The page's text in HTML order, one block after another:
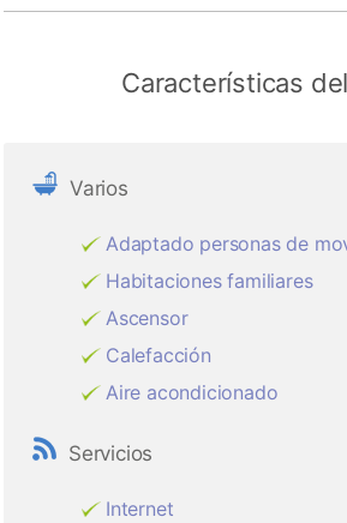
Características
Varios
Adaptado personas de
Habitaciones familiares
Ascensor
Calefacción
Aire acondicionado
Servicios
Internet